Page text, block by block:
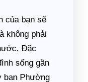
của bạn sẽ
không phải
Đặc
sống gần
ban Phường